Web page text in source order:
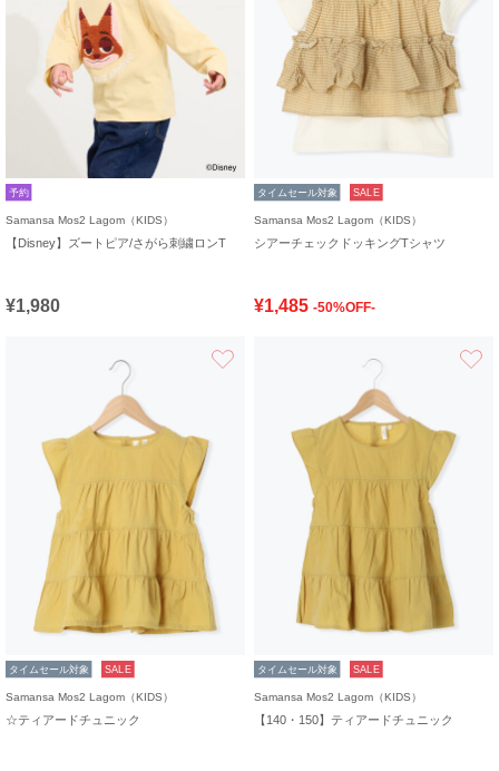
予約
Samansa Mos2 Lagom（KIDS）
【Disney】ズートピア/さがら刺繍ロンT
¥1,980
タイムセール対象 SALE
Samansa Mos2 Lagom（KIDS）
シアーチェックドッキングTシャツ
¥1,485 -50%OFF-
タイムセール対象 SALE
Samansa Mos2 Lagom（KIDS）
☆ティアードチュニック
タイムセール対象 SALE
Samansa Mos2 Lagom（KIDS）
【140・150】ティアードチュニック